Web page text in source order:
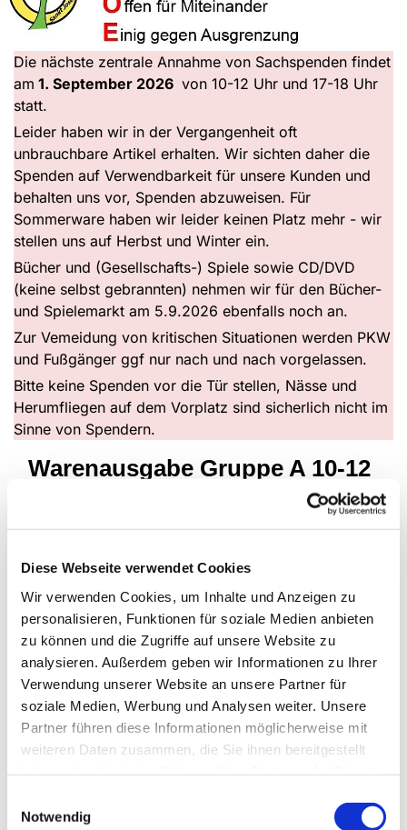
Diese Webseite verwendet Cookies
Wir verwenden Cookies, um Inhalte und Anzeigen zu
personalisieren, Funktionen für soziale Medien anbieten
zu können und die Zugriffe auf unsere Website zu
analysieren. Außerdem geben wir Informationen zu Ihrer
Verwendung unserer Website an unsere Partner für
soziale Medien, Werbung und Analysen weiter. Unsere
Partner führen diese Informationen möglicherweise mit
weiteren Daten zusammen, die Sie ihnen bereitgestellt
Notwendig
Die nächste zentrale Annahme von Sachspenden findet
am 1. September 2026 von 10-12 Uhr und 17-18 Uhr
statt.
Leider haben wir in der Vergangenheit oft
unbrauchbare Artikel erhalten. Wir sichten daher die
Spenden auf Verwendbarkeit für unsere Kunden und
behalten uns vor, Spenden abzuweisen. Für
Sommerware haben wir leider keinen Platz mehr - wir
stellen uns auf Herbst und Winter ein.
Bücher und (Gesellschafts-) Spiele sowie CD/DVD
(keine selbst gebrannten) nehmen wir für den Bücher-
und Spielemarkt am 5.9.2026 ebenfalls noch an.
Zur Vemeidung von kritischen Situationen werden PKW
und Fußgänger ggf nur nach und nach vorgelassen.
Bitte keine Spenden vor die Tür stellen, Nässe und
Herumfliegen auf dem Vorplatz sind sicherlich nicht im
Sinne von Spendern.
Warenausgabe Gruppe A 10-12